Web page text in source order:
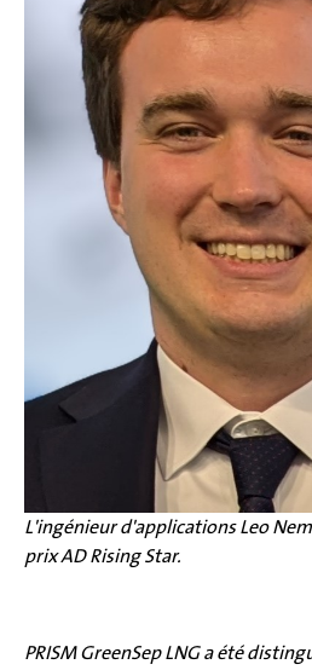
L'ingénieur d'applications Leo
prix AD Rising Star.
PRISM GreenSep LNG a été